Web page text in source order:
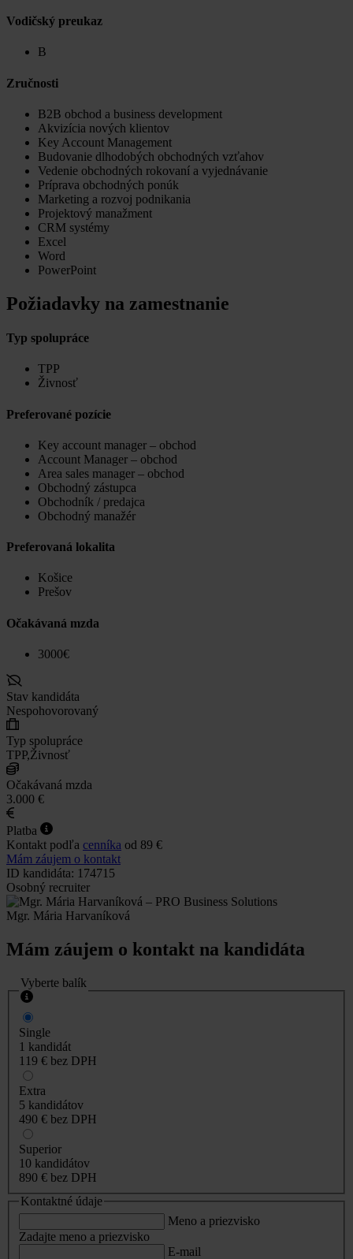
Vodičský preukaz
B
Zručnosti
B2B obchod a business development
Akvizícia nových klientov
Key Account Management
Budovanie dlhodobých obchodných vzťahov
Vedenie obchodných rokovaní a vyjednávanie
Príprava obchodných ponúk
Marketing a rozvoj podnikania
Projektový manažment
CRM systémy
Excel
Word
PowerPoint
Požiadavky na zamestnanie
Typ spolupráce
TPP
Živnosť
Preferované pozície
Key account manager – obchod
Account Manager – obchod
Area sales manager – obchod
Obchodný zástupca
Obchodník / predajca
Obchodný manažér
Preferovaná lokalita
Košice
Prešov
Očakávaná mzda
3000€
Stav kandidáta
Nespohovorovaný
Typ spolupráce
TPP,Živnosť
Očakávaná mzda
3.000 €
Platba
Kontakt podľa cenníka od 89 €
Mám záujem o kontakt
ID kandidáta: 174715
Osobný recruiter
Mgr. Mária Harvaníková
Mám záujem o kontakt na kandidáta
Vyberte balík
Single
1 kandidát
119 € bez DPH
Extra
5 kandidátov
490 € bez DPH
Superior
10 kandidátov
890 € bez DPH
Kontaktné údaje
Meno a priezvisko
Zadajte meno a priezvisko
E-mail